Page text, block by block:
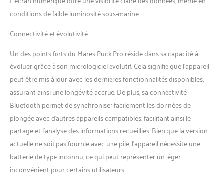
conditions de faible luminosité sous-marine.
Connectivité et évolutivité
Un des points forts du Mares Puck Pro réside dans sa capacité à
évoluer grâce à son micrologiciel évolutif. Cela signifie que l’appareil
peut être mis à jour avec les dernières fonctionnalités disponibles,
assurant ainsi une longévité accrue. De plus, sa connectivité
Bluetooth permet de synchroniser facilement les données de
plongée avec d’autres appareils compatibles, facilitant ainsi le
partage et l’analyse des informations recueillies. Bien que la version
actuelle ne soit pas fournie avec une pile, l’appareil nécessite une
batterie de type inconnu, ce qui peut représenter un léger
inconvénient pour certains utilisateurs.